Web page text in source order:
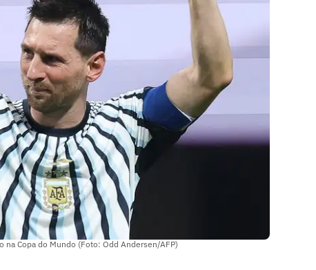
na Copa do Mundo (Foto: Odd Andersen/AFP)